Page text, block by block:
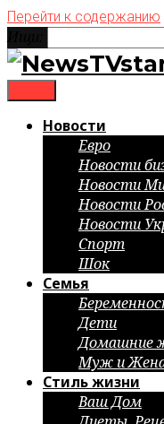
Перейти к содержанию
Новости
Евро
Новости
Новости
Новости
Новости
Спорт
Шок
Семья
Дети
Домашние
Муж и
Стиль жизни
Ваш Дом